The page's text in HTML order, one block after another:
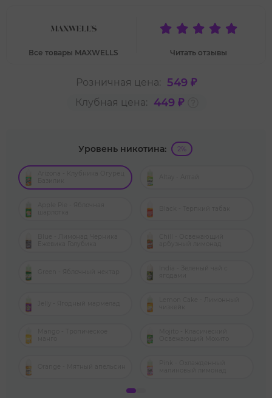
Все товары MAXWELLS Читать отзывы
Розничная цена: 549 ₽
Клубная цена: 449 ₽
Уровень никотина: 2%